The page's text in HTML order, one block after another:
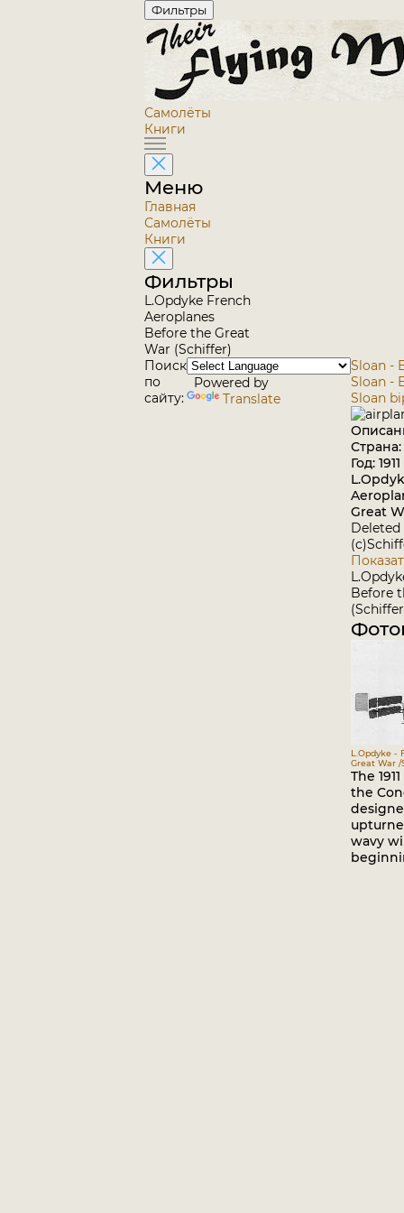
Фильтры
Самолёты
Книги
Меню
Главная
Самолёты
Книги
Фильтры
L.Opdyke French
Aeroplanes
Before the Great
War (Schiffer)
Поиск
по
сайту:
Powered by
Translate
Sloan -
Sloan -
Sloan
Год: 1911
Great
Before
L.Opdyke -
Great War /
The
the
wavy